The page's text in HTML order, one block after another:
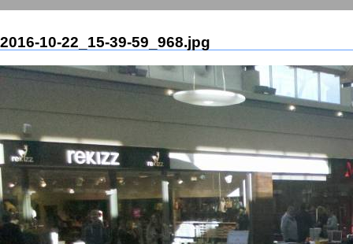
2016-10-22_15-39-59_968.jpg